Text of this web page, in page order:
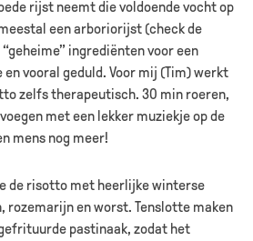
rijst neemt die voldoende vocht op
een arboriorijst (check de
ingrediënten voor een
vooral geduld. Voor mij (Tim) werkt
zelfs therapeutisch. 30 min roeren,
met een lekker muziekje op de
mens nog meer!
de risotto met heerlijke winterse
rozemarijn en worst. Tenslotte maken
pastinaak, zodat het